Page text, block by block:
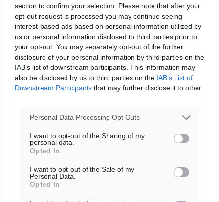
section to confirm your selection. Please note that after your
opt-out request is processed you may continue seeing
interest-based ads based on personal information utilized by
us or personal information disclosed to third parties prior to
your opt-out. You may separately opt-out of the further
disclosure of your personal information by third parties on the
IAB’s list of downstream participants. This information may
also be disclosed by us to third parties on the IAB’s List of
Downstream Participants that may further disclose it to other
Personal Data Processing Opt Outs
I want to opt-out of the Sharing of my
personal data.
Opted In
I want to opt-out of the Sale of my
Personal Data.
Opted In